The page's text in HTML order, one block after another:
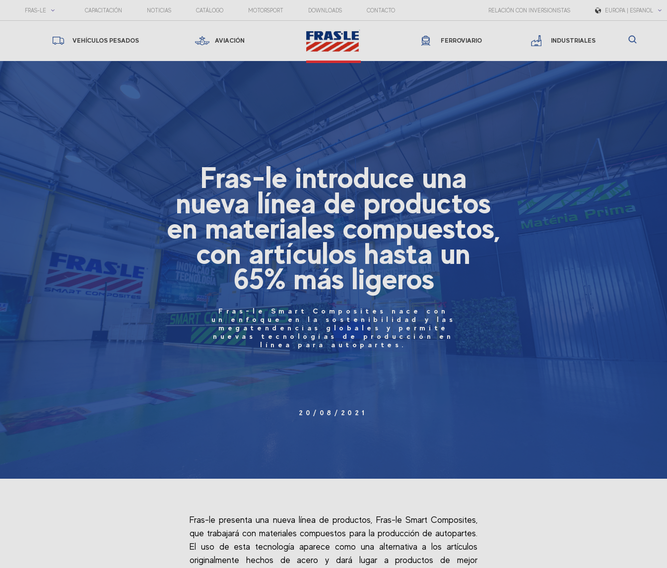
FRAS-LE CAPACITACIÓN NOTICIAS CATÁLOGO MOTORSPORT DOWNLOADS CONTACTO RELACIÓN CON INVERSIONISTAS EUROPA | ESPAÑOL
VEHÍCULOS PESADOS AVIACIÓN FERROVIARIO INDUSTRIALES
Fras-le introduce una
nueva línea de productos
en materiales compuestos,
con artículos hasta un
65% más ligeros
Fras-le Smart Composites nace con
un enfoque en la sostenibilidad y las
megatendencias globales y permite
nuevas tecnologías de producción en
línea para autopartes.
20/08/2021
Fras-le presenta una nueva línea de productos, Fras-le Smart Composites,
que trabajará con materiales compuestos para la producción de autopartes.
El uso de esta tecnología aparece como una alternativa a los artículos
originalmente hechos de acero y dará lugar a productos de mejor